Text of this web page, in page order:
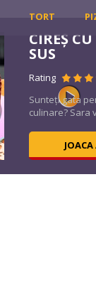
TORT
CIREȘ
SUS
Rating
Sunteți gata
culinare? Sara